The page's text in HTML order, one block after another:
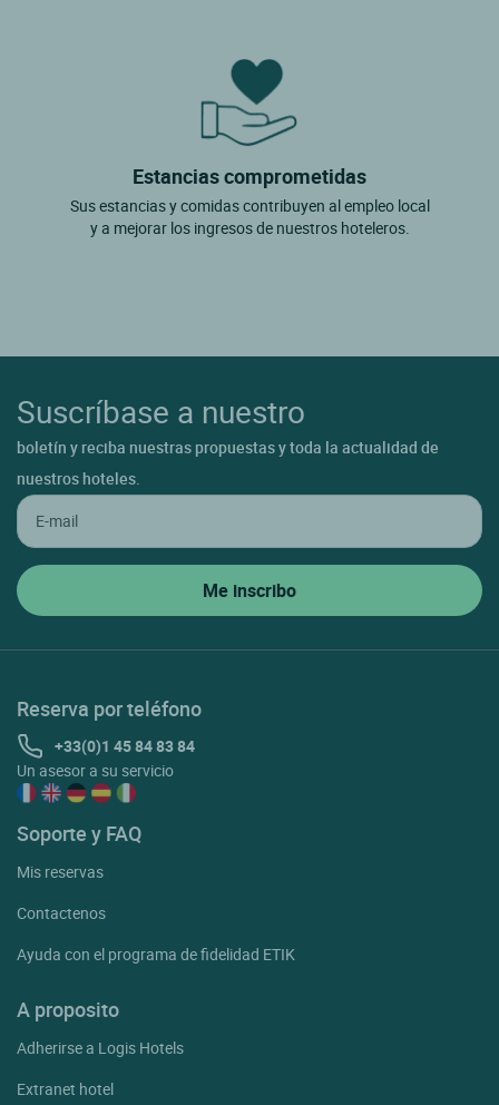
Estancias comprometidas
Sus estancias y comidas contribuyen al empleo local
y a mejorar los ingresos de nuestros hoteleros.
Suscríbase a nuestro
boletín y reciba nuestras propuestas y toda la actualidad de
nuestros hoteles.
Reserva por teléfono
+33(0)1 45 84 83 84
Un asesor a su servicio
Soporte y FAQ
Mis reservas
Contactenos
Ayuda con el programa de fidelidad ETIK
A proposito
Adherirse a Logis Hotels
Extranet hotel